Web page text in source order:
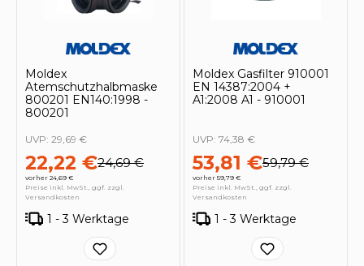
Moldex
Atemschutzhalbmaske
800201 EN140:1998 -
800201
22,22 €24,69 €
vorher 24,69 €
UVP: 29,69 €
Preise inkl. MwSt., ggf. zzgl.
Versandkosten
1 - 3 Werktage
Moldex Gasfilter 910001
EN 14387:2004 +
A1:2008 A1 - 910001
53,81 €59,79 €
vorher 59,79 €
UVP: 74,38 €
Preise inkl. MwSt., ggf. zzgl.
Versandkosten
1 - 3 Werktage